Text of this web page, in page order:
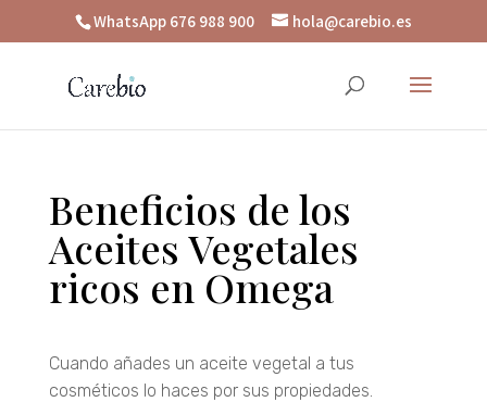
WhatsApp 676 988 900 hola@carebio.es
Beneficios de los
Aceites Vegetales
ricos en Omega
Cuando añades un aceite vegetal a tus
cosméticos lo haces por sus propiedades.